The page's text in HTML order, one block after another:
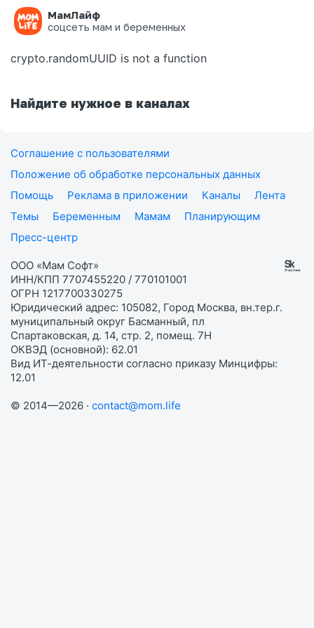
МамЛайф
соцсеть мам и беременных
Ошибка на странице
crypto.randomUUID is not a function
Найдите нужное в каналах
Соглашение с пользователями
Положение об обработке персональных данных
Помощь
Реклама в приложении Каналы
Лента
Темы
Беременным Мамам
Планирующим
Пресс-центр
ООО «Мам Софт»
ИНН/КПП 7707455220 / 770101001
ОГРН 1217700330275
Юридический адрес: 105082, Город Москва, вн.тер.г.
муниципальный округ Басманный, пл
Спартаковская, д. 14, стр. 2, помещ. 7Н
ОКВЭД (основной): 62.01
Вид ИТ-деятельности согласно приказу Минцифры:
12.01
© 2014—2026 · contact@mom.life